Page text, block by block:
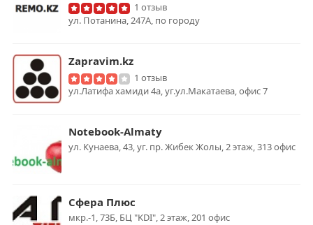
1 отзыв
ул. Потанина, 247А, по городу
Zapravim.kz
1 отзыв
ул.Латифа хамиди 4а, уг.ул.Макатаева, офис 7
Notebook-Almaty
ул. Кунаева, 43, уг. пр. Жибек Жолы, 2 этаж, 313 офис
Сфера Плюс
мкр.-1, 73Б, БЦ "KDI", 2 этаж, 201 офис